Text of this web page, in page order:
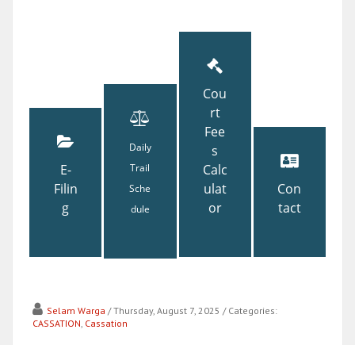
E-
Filin
g
Daily
Trail
Sche
dule
Cou
rt
Fee
s
Calc
ulat
or
Con
tact
Selam Warga / Thursday, August 7, 2025 / Categories:
CASSATION, Cassation